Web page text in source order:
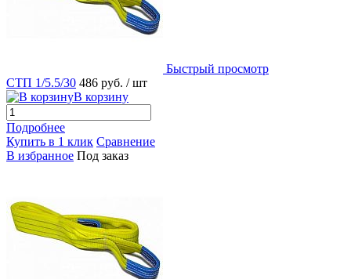
Быстрый просмотр
СТП 1/5.5/30 486 руб. / шт
В корзину
Подробнее
Купить в 1 клик Сравнение
В избранное Под заказ